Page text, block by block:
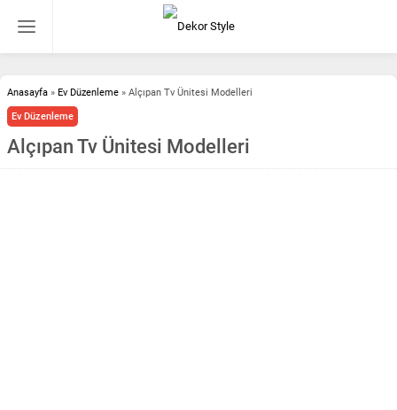
Anasayfa » Ev Düzenleme » Alçıpan Tv Ünitesi Modelleri
Ev Düzenleme
Alçıpan Tv Ünitesi Modelleri